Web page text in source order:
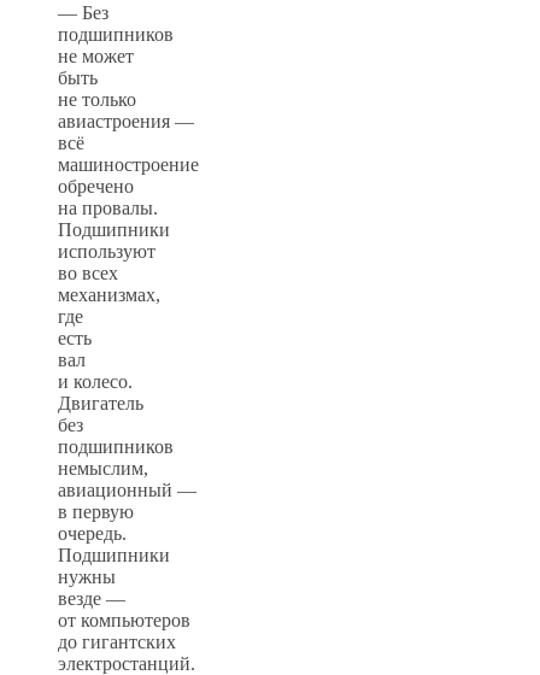
— Без
подшипников
не может
быть
не только
авиастроения —
всё
машиностроение
обречено
на провалы.
Подшипники
используют
во всех
механизмах,
где
есть
вал
и колесо.
Двигатель
без
подшипников
немыслим,
авиационный —
в первую
очередь.
Подшипники
нужны
везде —
от компьютеров
до гигантских
электростанций.